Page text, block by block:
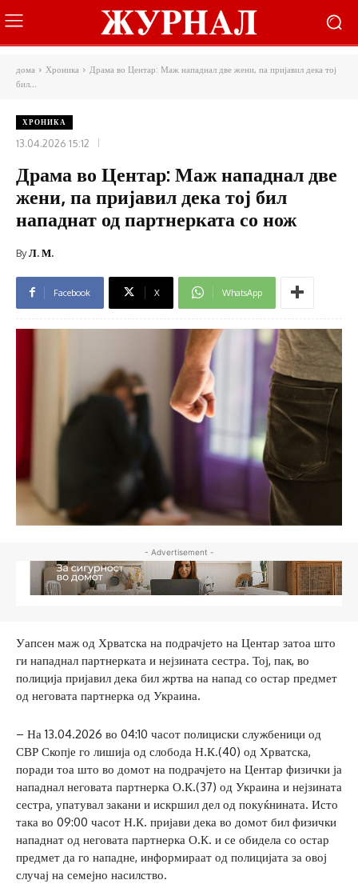
дома Хроника
Драма во Центар: Маж нападнал две жени, па пријавил дека тој
бил...
ХРОНИКА
13.04.2026 15:12
Драма во Центар: Маж нападнал две
жени, па пријавил дека тој бил
нападнат од партнерката со нож
ByЛ. М.
Facebook X WhatsApp
- Advertisement -
Уапсен маж од Хрватска на подрачјето на Центар затоа што
ги нападнал партнерката и нејзината сестра. Тој, пак, во
полиција пријавил дека бил жртва на напад со остар предмет
од неговата партнерка од Украина.
– На 13.04.2026 во 04:10 часот полициски службеници од
СВР Скопје го лишија од слобода Н.К.(40) од Хрватска,
поради тоа што во домот на подрачјето на Центар физички ја
нападнал неговата партнерка О.К.(37) од Украина и нејзината
сестра, упатувал закани и искршил дел од покуќнината. Исто
така во 09:00 часот Н.К. пријави дека во домот бил физички
нападнат од неговата партнерка О.К. и се обидела со остар
предмет да го нападне, информираат од полицијата за овој
случај на семејно насилство.